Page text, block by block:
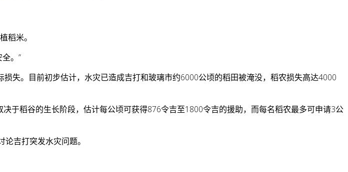
稻米。
。”
失。目前初步估计，水灾已造成吉打和玻璃市约6000公顷的稻田被淹没，稻农损失高达4000
于稻谷的生长阶段，估计每公顷可获得876令吉至1800令吉的援助，而每名稻农最多可申请3公
吉打突发水灾问题。